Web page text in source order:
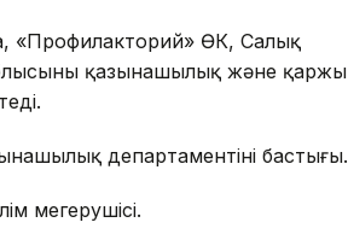
«Профилакторий» ӨК, Салық
қазынашылық және қаржы
департаментінің бастығы.
меңгерушісі.